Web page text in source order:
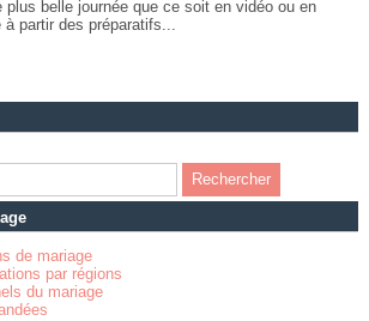
belle journée que ce soit en vidéo ou en
partir des préparatifs...
de mariage
par régions
du mariage